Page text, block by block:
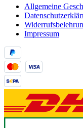
Allgemeine
Impressum